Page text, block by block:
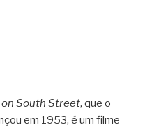
on South Street, que o
em 1953, é um filme